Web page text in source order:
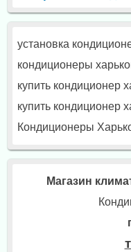
установка
кондиционеры
купить кондиционер
купить кондиционер
Кондиционеры
Магазин